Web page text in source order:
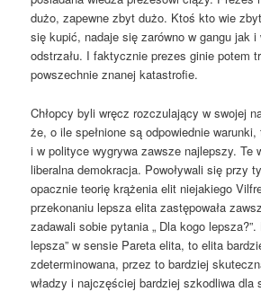
dużo, zapewne zbyt dużo. Ktoś kto wie
się kupić, nadaje się zarówno w gangu jak
odstrzału. I faktycznie prezes ginie potem
powszechnie znanej katastrofie.
Chłopcy byli wręcz rozczulający w swojej
że, o ile spełnione są odpowiednie
i w polityce wygrywa zawsze najlepszy. Te
liberalna demokracja. Powoływali się przy
opacznie teorię krążenia elit niejakiego
przekonaniu lepsza elita zastępowała
zadawali sobie pytania „ Dla kogo
lepsza” w sensie Pareta elita, to elita
zdeterminowana, przez to bardziej
władzy i najczęściej bardziej szkodliwa dla